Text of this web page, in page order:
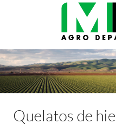
Quelatos de